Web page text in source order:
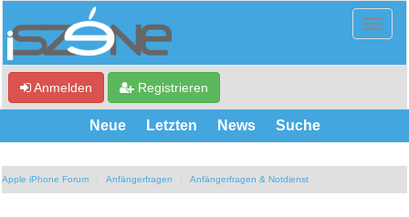
Anmelden Registrieren
Neue Letzten News Suche
Apple iPhone Forum Anfängerfragen Anfängerfragen & Notdienst